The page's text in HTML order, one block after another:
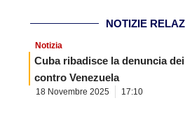
NOTIZIE
Notizia
Cuba ribadisce la denuncia
contro Venezuela
18 Novembre 2025 17:10